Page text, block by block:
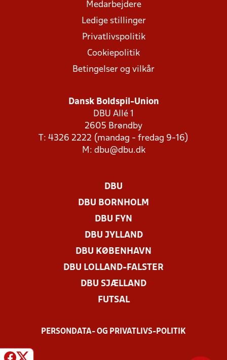
Medarbejdere
Ledige stillinger
Privatlivspolitik
Cookiepolitik
Betingelser og vilkår
Dansk Boldspil-Union
DBU Allé 1
2605 Brøndby
T: 4326 2222 (mandag - fredag 9-16)
M: dbu@dbu.dk
DBU
DBU BORNHOLM
DBU FYN
DBU JYLLAND
DBU KØBENHAVN
DBU LOLLAND-FALSTER
DBU SJÆLLAND
FUTSAL
PERSONDATA- OG PRIVATLIVS-POLITIK